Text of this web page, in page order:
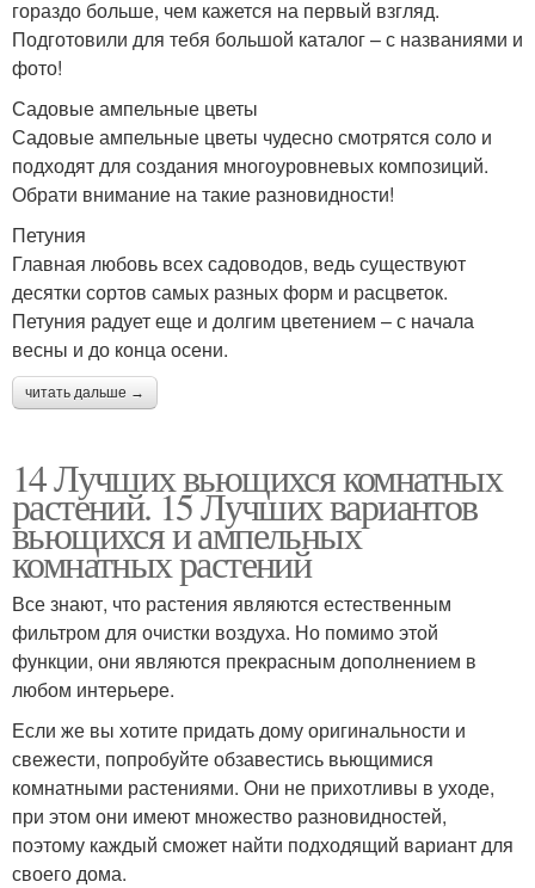
гораздо больше, чем кажется на первый взгляд.
Подготовили для тебя большой каталог – с названиями и
фото!
Садовые ампельные цветы
Садовые ампельные цветы чудесно смотрятся соло и
подходят для создания многоуровневых композиций.
Обрати внимание на такие разновидности!
Петуния
Главная любовь всех садоводов, ведь существуют
десятки сортов самых разных форм и расцветок.
Петуния радует еще и долгим цветением – с начала
весны и до конца осени.
читать дальше →
14 Лучших вьющихся комнатных
растений. 15 Лучших вариантов
вьющихся и ампельных
комнатных растений
Все знают, что растения являются естественным
фильтром для очистки воздуха. Но помимо этой
функции, они являются прекрасным дополнением в
любом интерьере.
Если же вы хотите придать дому оригинальности и
свежести, попробуйте обзавестись вьющимися
комнатными растениями. Они не прихотливы в уходе,
при этом они имеют множество разновидностей,
поэтому каждый сможет найти подходящий вариант для
своего дома.